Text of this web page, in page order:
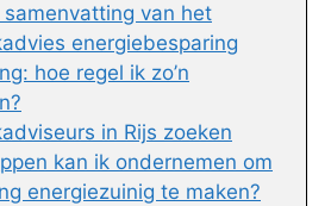
samenvatting van het
energiebesparing
hoe regel ik zo’n
in Rijs zoeken
kan ik ondernemen om
energiezuinig te maken?